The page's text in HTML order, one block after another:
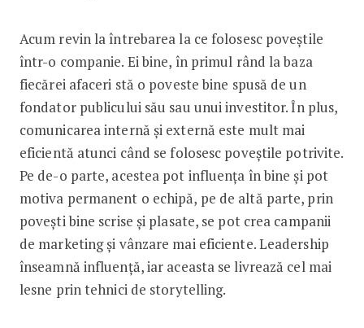
Acum revin la întrebarea la ce folosesc poveștile
într-o companie. Ei bine, în primul rând la baza
fiecărei afaceri stă o poveste bine spusă de un
fondator publicului său sau unui investitor. În plus,
comunicarea internă și externă este mult mai
eficientă atunci când se folosesc poveștile potrivite.
Pe de-o parte, acestea pot influența în bine și pot
motiva permanent o echipă, pe de altă parte, prin
povești bine scrise și plasate, se pot crea campanii
de marketing și vânzare mai eficiente. Leadership
înseamnă influență, iar aceasta se livrează cel mai
lesne prin tehnici de storytelling.